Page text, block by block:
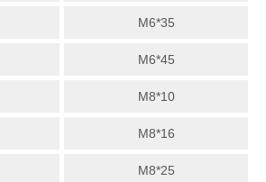
M6*35
M6*45
M8*10
M8*16
M8*25